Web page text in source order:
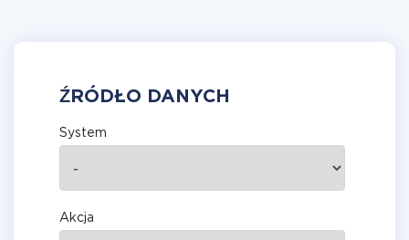
ŹRÓDŁO DANYCH
System
Akcja